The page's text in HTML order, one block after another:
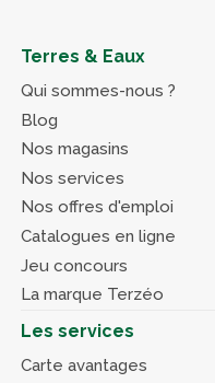
Terres & Eaux
Qui sommes-nous ?
Blog
Nos magasins
Nos services
Nos offres d'emploi
Catalogues en ligne
Jeu concours
La marque Terzéo
Les services
Carte avantages